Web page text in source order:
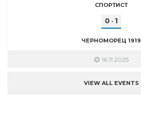
СПОРТИСТ
0 - 1
ЧЕРНОМОРЕЦ 1919
16.11.2025
VIEW ALL EVENTS